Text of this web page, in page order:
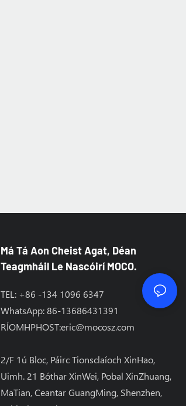
Má Tá Aon Cheist Agat, Déan
Teagmháil Le Nascóirí MOCO.
TEL: +86 -134 1096 6347
WhatsApp: 86-13686431391
RÍOMHPHOST:eric@mocosz.com
2/F 1ú Bloc, Páirc Tionsclaíoch XinHao,
Uimh. 21 Bóthar XinWei, Pobal XinZhuang,
MaTian, ​​Ceantar GuangMing, Shenzhen,